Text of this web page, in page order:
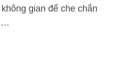
gian để che chắn